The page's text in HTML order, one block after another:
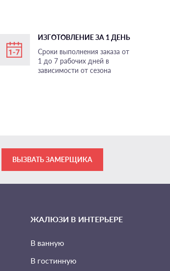
ИЗГОТОВЛЕНИЕ ЗА 1 ДЕНЬ
Сроки выполнения заказа от
1 до 7 рабочих дней в
зависимости от сезона
ВЫЗВАТЬ ЗАМЕРЩИКА
ЖАЛЮЗИ В ИНТЕРЬЕРЕ
В ванную
В гостинную